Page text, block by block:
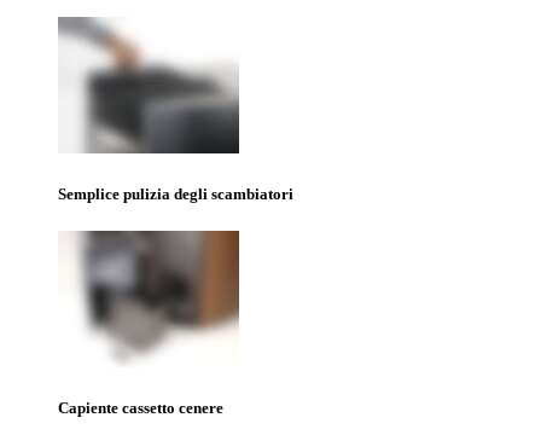
Semplice pulizia degli scambiatori
Capiente cassetto cenere